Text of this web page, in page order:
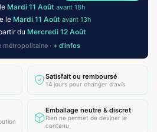
Mardi 11 Août avant 18h
leMardi 11 Août avant 13h
du Mercredi 12 Août
métropolitaine · + d'infos
Satisfait ou remboursé
14 jours pour changer d'avis
Emballage neutre & discret
Rien ne permet de deviner le
contenu